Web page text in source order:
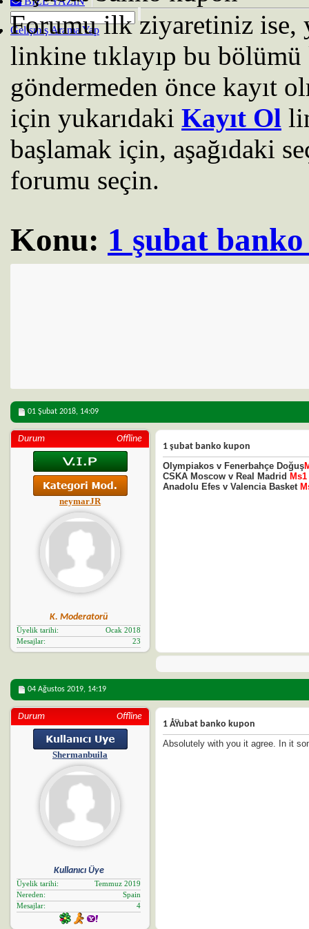
Gelişmiş Arama Yap
Forumu ilk ziyaretiniz ise,
linkine tıklayıp bu
göndermeden önce kayıt
için yukarıdaki Kayıt Ol
başlamak için, aşağıdaki
forumu seçin.
Konu: 1 şubat
01 Şubat 2018, 14:09
Durum Offline
neymarJR
K. Moderatorü
Üyelik tarihi
Ocak 2018
Mesajlar
23
1 şubat banko kupon
Olympiakos v Fenerbahçe Doğuş
CSKA Moscow v Real Madrid Ms1
Anadolu Efes v Valencia Basket
04 Ağustos 2019, 14:19
Durum Offline
Shermanbuila
Kullanıcı Üye
Üyelik tarihi
Temmuz 2019
Nereden
Spain
Mesajlar
4
1 ÅŸubat banko kupon
Absolutely with you it agree. In it